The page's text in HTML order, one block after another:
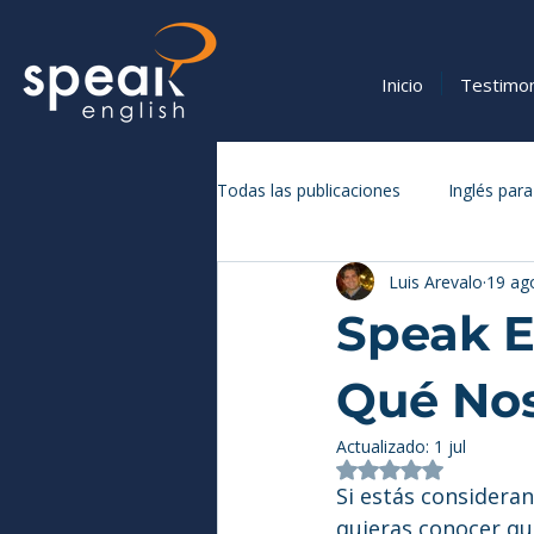
Inicio
Todas las publicaciones Inglés
Vocabulario y Expresiones en
Speak
Qué
Luis Arevalo 19
Actualizado: 1 jul
Obtuvo NaN de
Si estás
quieras conocer